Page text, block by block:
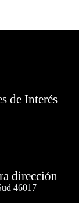
de Interés
dirección
46017